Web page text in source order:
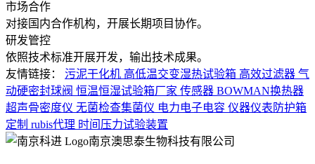
市场合作
对接国内合作机构，开展长期项目协作。
研发管控
依照技术标准开展开发，输出技术成果。
友情链接：
污泥干化机 高低温交变湿热试验箱 高效过滤器 气
动硬密封球阀 恒温恒湿试验箱厂家 传感器 BOWMAN换热器
超声骨密度仪 无菌检查集菌仪 电力电子电容 仪器仪表防护箱
定制 rubis代理 时间压力试验装置
南京澳思泰生物科技有限公司